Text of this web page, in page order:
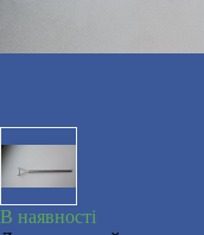
В наявності